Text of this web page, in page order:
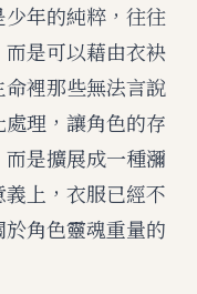
年的純粹，往往
是可以藉由衣袂
裡那些無法言說
理，讓角色的存
是擴展成一種瀰
上，衣服已經不
角色靈魂重量的